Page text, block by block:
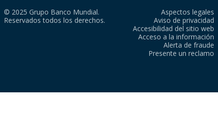
© 2025 Grupo Banco Mundial.
Reservados todos los derechos.
Aspectos legales
Aviso de privacidad
Accesibilidad del sitio web
Acceso a la información
Alerta de fraude
Presente un reclamo